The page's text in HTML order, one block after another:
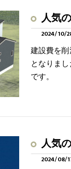
人気
2024/10/
建設費を
となりま
です。
人気
2024/08/